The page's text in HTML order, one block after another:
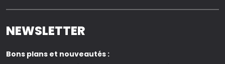
NEWSLETTER
Bons plans et nouveautés :